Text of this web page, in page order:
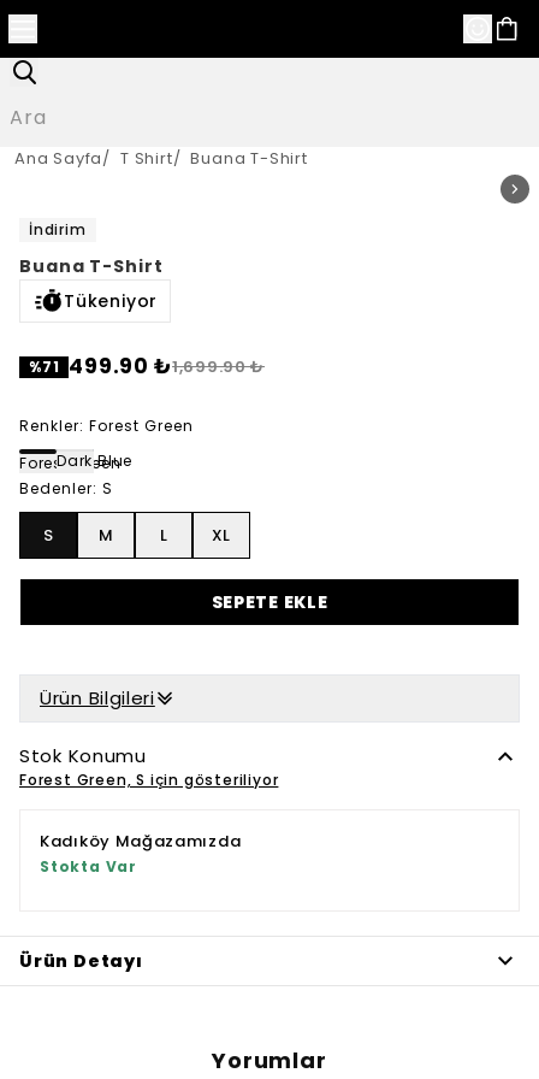
Ana Sayfa/ T Shirt/ Buana T-Shirt
İndirim
Buana T-Shirt
Tükeniyor
%71 499.90 ₺1,699.90 ₺
Renkler: Forest Green
Forest Green
Dark Blue
Bedenler: S
S M L XL
SEPETE EKLE
Ürün Bilgileri
Stok Konumu
Forest Green, S için gösteriliyor
Kadıköy Mağazamızda
Stokta Var
Ürün Detayı
Yorumlar